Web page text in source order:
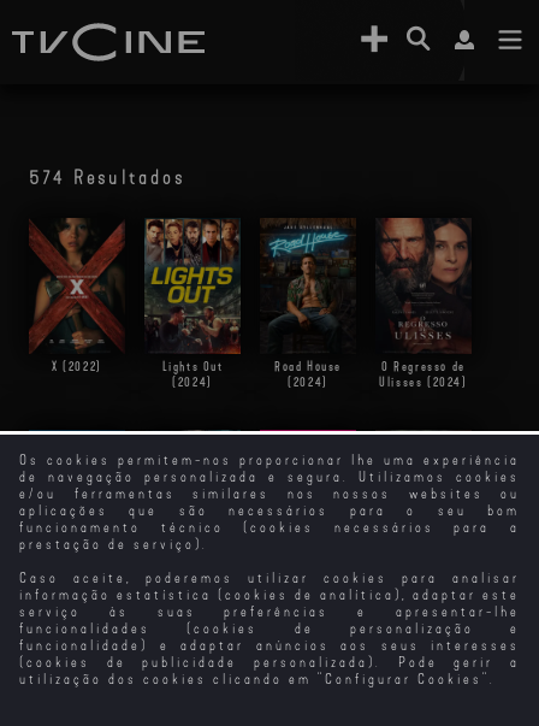
Os cookies permitem-nos proporcionar lhe uma experiência
de navegação personalizada e segura. Utilizamos cookies
e/ou ferramentas similares nos nossos websites ou
aplicações que são necessários para o seu bom
funcionamento técnico (cookies necessários para a
prestação de serviço).
Caso aceite, poderemos utilizar cookies para analisar
informação estatística (cookies de analítica), adaptar este
serviço às suas preferências e apresentar-lhe
funcionalidades (cookies de personalização e
funcionalidade) e adaptar anúncios aos seus interesses
(cookies de publicidade personalizada). Pode gerir a
utilização dos cookies clicando em " Configurar Cookies ".
574 Resultados
X (2022)
Lights Out
(2024)
Road House
(2024)
O Regresso de
Ulisses (2024)
Distant (2024)
Until Dawn
(2025)
Mean Girls
(2024)
A Espada da
Vingança (2024)